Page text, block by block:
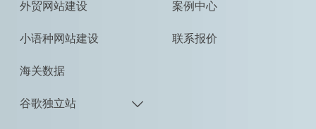
外贸网站建设
小语种网站建设
海关数据
谷歌独立站 
案例中心
联系报价